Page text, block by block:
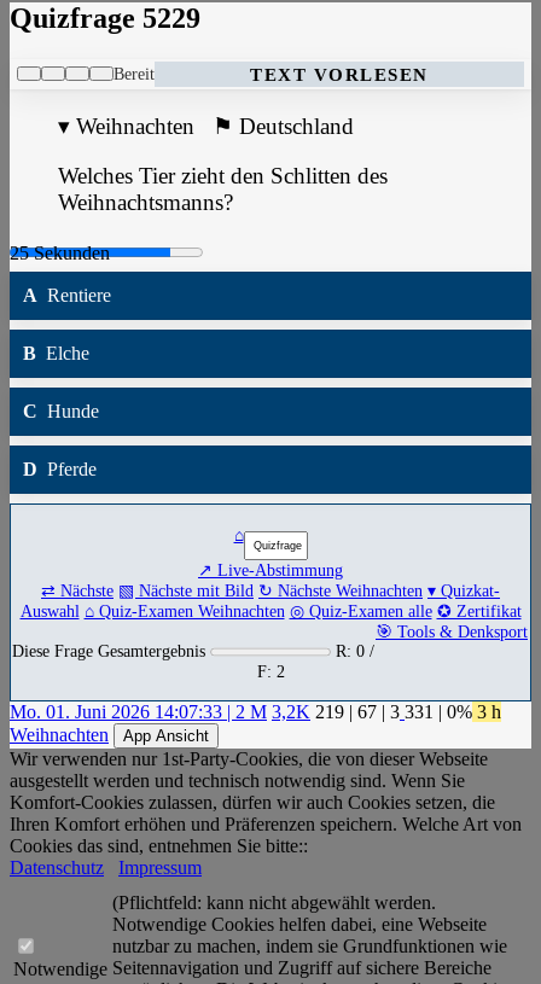
Quizfrage 5229
Bereit TEXT VORLESEN
▾ Weihnachten ⚑ Deutschland
Welches Tier zieht den Schlitten des
Weihnachtsmanns?
A Rentiere
B Elche
C Hunde
D Pferde
⌂
↗ Live-Abstimmung
⇄ Nächste ▧ Nächste mit Bild ↻ Nächste Weihnachten ▾ Quizkat-
Auswahl ⌂ Quiz-Examen Weihnachten ◎ Quiz-Examen alle ✪ Zertifikat
🎯 Tools & Denksport
Diese Frage Gesamtergebnis
R: 0 /
F: 2
Mo. 01. Juni 2026 14:07:33 | 2 M 3,2K 219 | 67 | 3 331 | 0% 3 h
Weihnachten
App Ansicht
Wir verwenden nur 1st-Party-Cookies, die von dieser Webseite
ausgestellt werden und technisch notwendig sind. Wenn Sie
Komfort-Cookies zulassen, dürfen wir auch Cookies setzen, die
Ihren Komfort erhöhen und Präferenzen speichern. Welche Art von
Cookies das sind, entnehmen Sie bitte::
Datenschutz
Impressum
Notwendige
(Pflichtfeld: kann nicht abgewählt werden.
Notwendige Cookies helfen dabei, eine Webseite
nutzbar zu machen, indem sie Grundfunktionen wie
Seitennavigation und Zugriff auf sichere Bereiche